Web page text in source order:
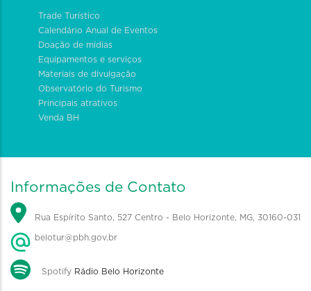
Trade Turístico
Calendário Anual de Eventos
Doação de mídias
Equipamentos e serviços
Materiais de divulgação
Observatório do Turismo
Principais atrativos
Venda BH
Informações de Contato
Rua Espírito Santo, 527 Centro - Belo Horizonte, MG, 30160-031
belotur@pbh.gov.br
Spotify Rádio Belo Horizonte